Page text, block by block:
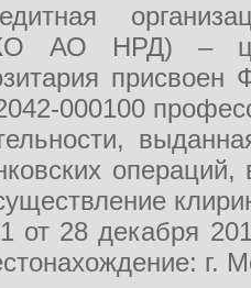
АО НРД) –
000100
28 декабря
г.